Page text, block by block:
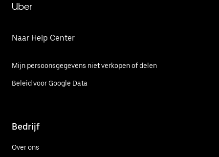
Uber
Naar Help Center
Mijn persoonsgegevens niet verkopen of delen
Beleid voor Google Data
Bedrijf
Over ons